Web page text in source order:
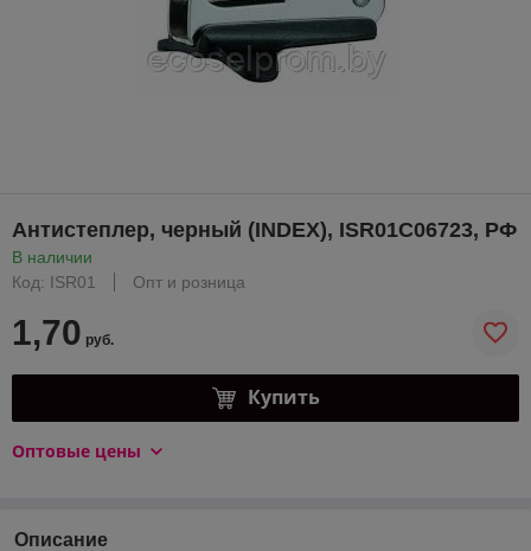
Антистеплер, черный (INDEX), ISR01C06723, РФ
В наличии
Код: ISR01
Опт и розница
1,70 руб.
Купить
Оптовые цены
Описание